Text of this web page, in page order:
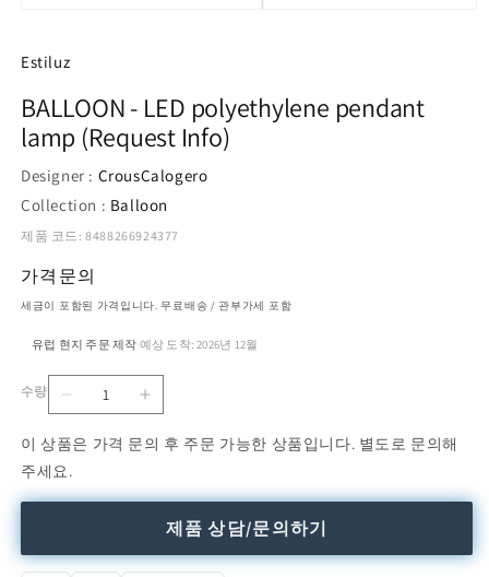
에
미
디
어
열
Estiluz
BALLOON - LED polyethylene pendant
lamp (Request Info)
Designer : CrousCalogero
Collection : Balloon
제품 코드: 8488266924377
가격문의
세금이 포함된 가격입니다. 무료배송 / 관부가세 포함
유럽 현지 주문 제작 예상 도착: 2026년 12월
량
수량
BALLOON
LED
polyethylene
pendant
Info)
BALLOON
LED
pendant
lamp
(Request
Info)
이 상품은 가격 문의 후 주문 가능한 상품입니다. 별도로 문의해
주세요.
제품 상담/문의하기